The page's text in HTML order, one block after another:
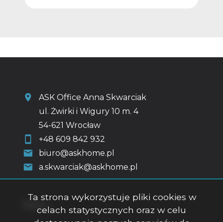
ASK Office Anna Skwarciak
ul. Żwirki i Wigury 10 m. 4
54-621 Wrocław
+48 609 842 932
biuro@askhome.pl
a.skwarciak@askhome.pl
Ta strona wykorzystuje pliki cookies w
celach statystycznych oraz w celu